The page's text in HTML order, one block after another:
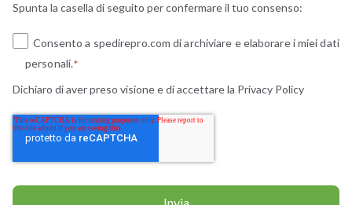
Spunta la casella di seguito per confermare il tuo consenso:
Consento a spedirepro.com di archiviare e elaborare i miei dati
personali.*
Dichiaro di aver preso visione e di accettare la Privacy Policy